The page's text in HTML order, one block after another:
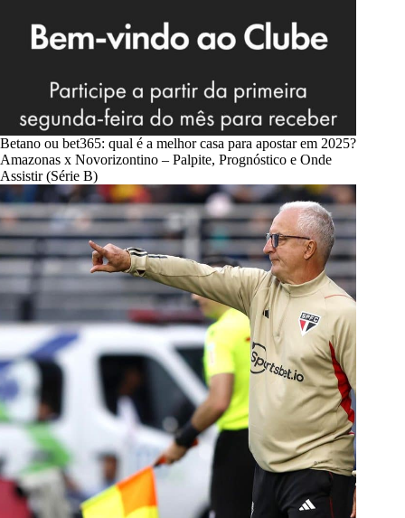
Betano ou bet365: qual é a melhor casa para apostar em 2025?
Amazonas x Novorizontino – Palpite, Prognóstico e Onde
Assistir (Série B)